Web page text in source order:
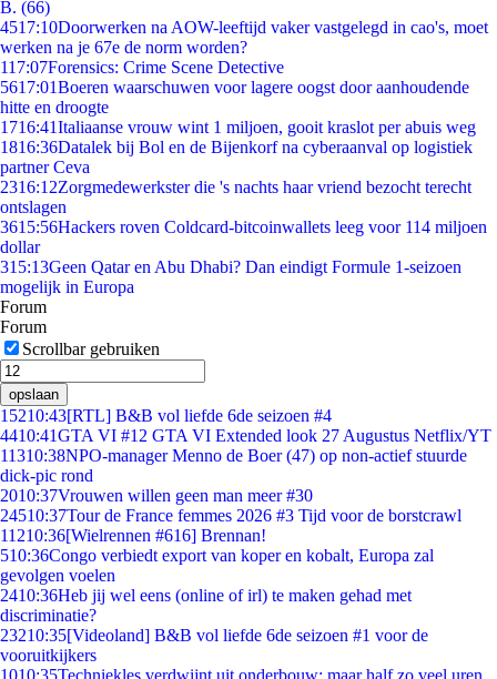
B. (66)
4517:10Doorwerken na AOW-leeftijd vaker vastgelegd in cao's, moet
werken na je 67e de norm worden?
117:07Forensics: Crime Scene Detective
5617:01Boeren waarschuwen voor lagere oogst door aanhoudende
hitte en droogte
1716:41Italiaanse vrouw wint 1 miljoen, gooit kraslot per abuis weg
1816:36Datalek bij Bol en de Bijenkorf na cyberaanval op logistiek
partner Ceva
2316:12Zorgmedewerkster die 's nachts haar vriend bezocht terecht
ontslagen
3615:56Hackers roven Coldcard-bitcoinwallets leeg voor 114 miljoen
dollar
315:13Geen Qatar en Abu Dhabi? Dan eindigt Formule 1-seizoen
mogelijk in Europa
Forum
Forum
Scrollbar gebruiken
opslaan
15210:43[RTL] B&B vol liefde 6de seizoen #4
4410:41GTA VI #12 GTA VI Extended look 27 Augustus Netflix/YT
11310:38NPO-manager Menno de Boer (47) op non-actief stuurde
dick-pic rond
2010:37Vrouwen willen geen man meer #30
24510:37Tour de France femmes 2026 #3 Tijd voor de borstcrawl
11210:36[Wielrennen #616] Brennan!
510:36Congo verbiedt export van koper en kobalt, Europa zal
gevolgen voelen
2410:36Heb jij wel eens (online of irl) te maken gehad met
discriminatie?
23210:35[Videoland] B&B vol liefde 6de seizoen #1 voor de
vooruitkijkers
1010:35Techniekles verdwijnt uit onderbouw: maar half zo veel uren